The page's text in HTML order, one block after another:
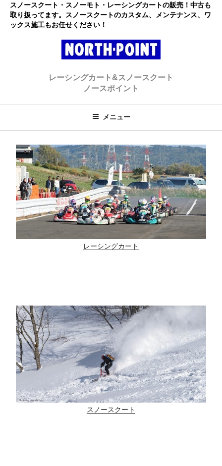
プ
スノースクート・スノーモト・レーシングカートの販売！中古も
取り扱ってます。スノースクートのカスタム、メンテナンス、ワ
ックス施工もお任せください！
ト ノースポイント
レーシングカート&スノースクート
ノースポイント
メニュー
レーシングカート
スノースクート